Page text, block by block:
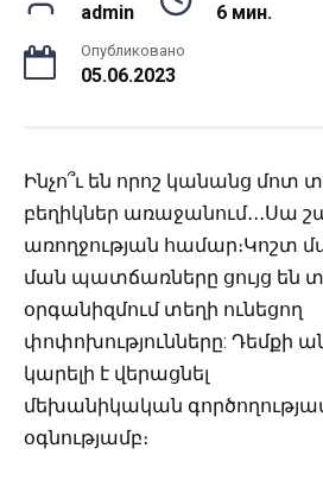
admin 6 мин.
Опубликовано
05.06.2023
Ինչո՞ւ են որոշ կանանց մոտ
բեղիկներ առաջանում․․․Սա
առողջության համար։Կոշտ
ման պատճառները ցույց են
օրգանիզմում տեղի ունեցող
փոփոխությունները: Դեմքի
կարելի է վերացնել
մեխանիկական
օգնությամբ։